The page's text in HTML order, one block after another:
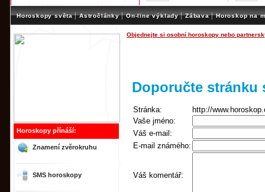
Horoskopy světa | Astročlánky | On-line výklady | Zábava | Horoskop na
Horoskopy přínáší:
Znamení zvěrokruhu
SMS horoskopy
Objednejte si osobní horoskopy nebo
Doporučte stránku
Stránka:
http://
Vaše jméno:
Váš e-mail:
E-mail známého:
Váš komentář: